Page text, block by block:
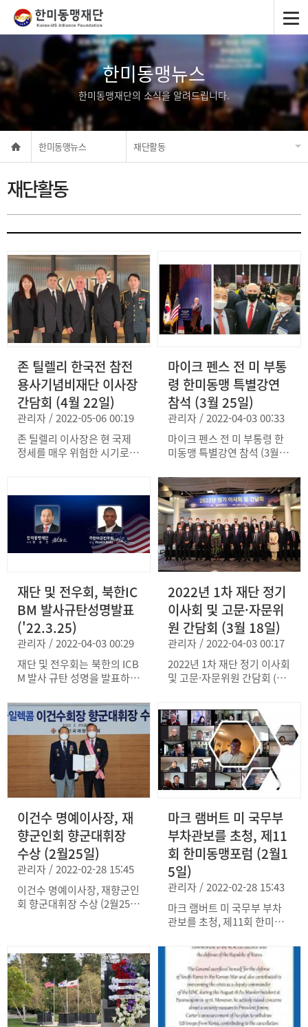
한미동맹뉴스
한미동맹재단의 소식을 알려드립니다.
한미동맹뉴스 재단활동
재단활동
존 틸렐리 한국전 참전
용사기념비재단 이사장
간담회 (4월 22일)
관리자 / 2022-05-06 00:19
존 틸렐리 이사장은 현 국제
정세를 매우 위험한 시기로
은 처음이라고 강조했다. 실
제적(real) 위협인 북한 핵·미
사일 도발에 대비하기 위해서
는 한·미가 연합방위태세를
공고히 하고 약점을 보이지
·미 군사공조가 동맹을 지탱
해 왔다고 설명하면서 견고한
군사관계를 주문했다. 또한,
한미연합사 평택 이전이 한미
관계에 미치는 영향을 분석하
고 이에 대한 보완 필요성도
언급했다.
마이크 펜스 전 미 부통
령 한미동맹 특별강연
참석 (3월 25일)
관리자 / 2022-04-03 00:33
마이크 펜스 전 미 부통령 한
미동맹 특별강연 참석 (3월 2
재단 및 전우회, 북한IC
BM 발사규탄성명발표
('22.3.25)
관리자 / 2022-04-03 00:29
재단 및 전우회는 북한의 ICB
M 발사 규탄 성명을 발표하였
2022년 1차 재단 정기
이사회 및 고문·자문위
원 간담회 (3월 18일)
관리자 / 2022-04-03 00:17
2022년 1차 재단 정기 이사회
및 고문·자문위원 간담회 (3
이건수 명예이사장, 재
향군인회 향군대휘장
수상 (2월25일)
관리자 / 2022-02-28 15:45
이건수 명예이사장, 재향군인
회 향군대휘장 수상 (2월25
마크 램버트 미 국무부
부차관보를 초청, 제11
회 한미동맹포럼 (2월1
5일)
관리자 / 2022-02-28 15:43
마크 램버트 미 국무부 부차
관보를 초청, 제11회 한미동